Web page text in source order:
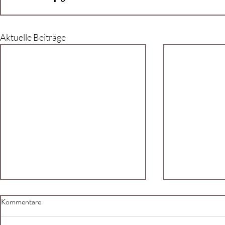
Aktuelle Beiträge
Kommentare